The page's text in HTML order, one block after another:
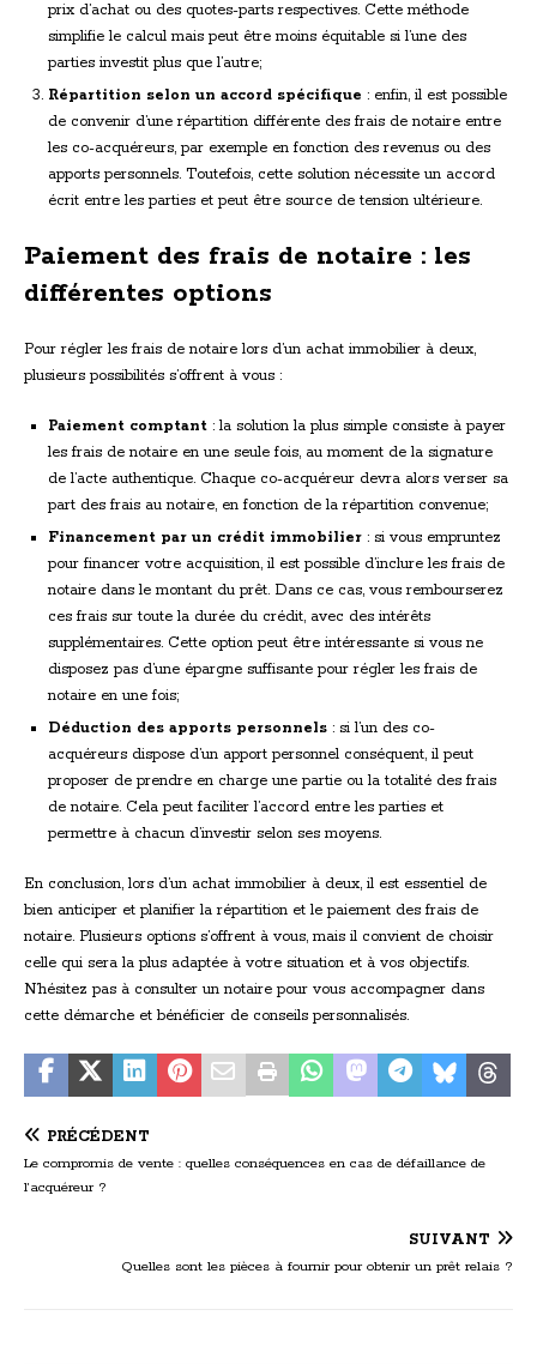
prix d’achat ou des quotes-parts respectives. Cette méthode
simplifie le calcul mais peut être moins équitable si l’une des
parties investit plus que l’autre;
Répartition selon un accord spécifique : enfin, il est possible
de convenir d’une répartition différente des frais de notaire entre
les co-acquéreurs, par exemple en fonction des revenus ou des
apports personnels. Toutefois, cette solution nécessite un accord
écrit entre les parties et peut être source de tension ultérieure.
Paiement des frais de notaire : les
différentes options
Pour régler les frais de notaire lors d’un achat immobilier à deux,
plusieurs possibilités s’offrent à vous :
Paiement comptant : la solution la plus simple consiste à payer
les frais de notaire en une seule fois, au moment de la signature
de l’acte authentique. Chaque co-acquéreur devra alors verser sa
part des frais au notaire, en fonction de la répartition convenue;
Financement par un crédit immobilier : si vous empruntez
pour financer votre acquisition, il est possible d’inclure les frais de
notaire dans le montant du prêt. Dans ce cas, vous rembourserez
ces frais sur toute la durée du crédit, avec des intérêts
supplémentaires. Cette option peut être intéressante si vous ne
disposez pas d’une épargne suffisante pour régler les frais de
notaire en une fois;
Déduction des apports personnels : si l’un des co-
acquéreurs dispose d’un apport personnel conséquent, il peut
proposer de prendre en charge une partie ou la totalité des frais
de notaire. Cela peut faciliter l’accord entre les parties et
permettre à chacun d’investir selon ses moyens.
En conclusion, lors d’un achat immobilier à deux, il est essentiel de
bien anticiper et planifier la répartition et le paiement des frais de
notaire. Plusieurs options s’offrent à vous, mais il convient de choisir
celle qui sera la plus adaptée à votre situation et à vos objectifs.
N’hésitez pas à consulter un notaire pour vous accompagner dans
cette démarche et bénéficier de conseils personnalisés.
PRÉCÉDENT
Le compromis de vente : quelles conséquences en cas de défaillance de
l’acquéreur ?
SUIVANT
Quelles sont les pièces à fournir pour obtenir un prêt relais ?